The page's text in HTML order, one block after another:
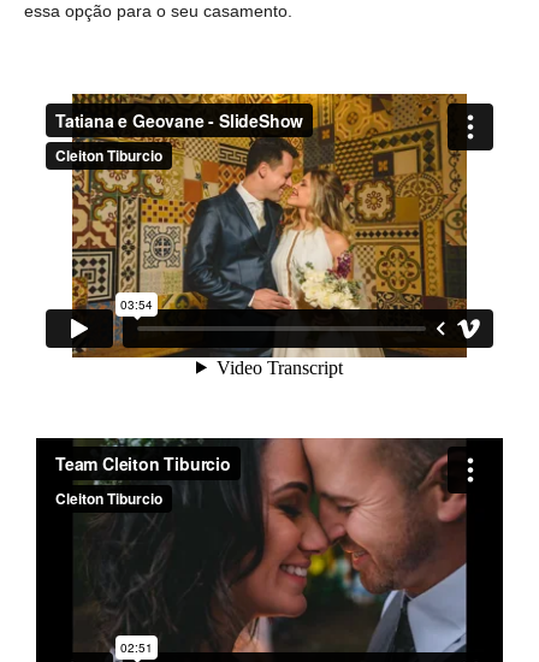
essa opção para o seu casamento.